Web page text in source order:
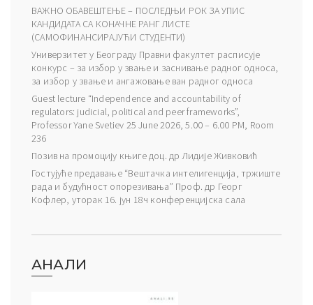
ВАЖНО ОБАВЕШТЕЊЕ – ПОСЛЕДЊИ РОК ЗА УПИС
КАНДИДАТА СА КОНАЧНЕ РАНГ ЛИСТЕ
(САМОФИНАНСИРАЈУЋИ СТУДЕНТИ)
Универзитет у Београду Правни факултет расписује
конкурс – за избор у звање и заснивање радног односа,
за избор у звање и ангажовање ван радног односа
Guest lecture “Independence and accountability of
regulators: judicial, political and peer frameworks”,
Professor Yane Svetiev 25 June 2026, 5.00 – 6.00 PM, Room
236
Позив на промоцију књиге доц. др Лидије Живковић
Гостујуће предавање “Вештачка интелигенција, тржиште
рада и будућност опорезивања” Проф. др Георг
Кофлер, уторак 16. јун 18ч конференцијска сала
АНАЛИ